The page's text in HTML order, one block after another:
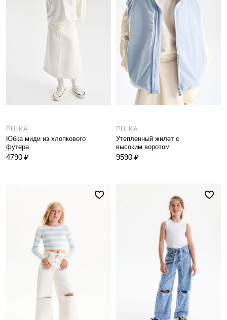
PULKA
Юбка миди из хлопкового
футера
4790 ₽
PULKA
Утепленный жилет с
высоким воротом
9590 ₽